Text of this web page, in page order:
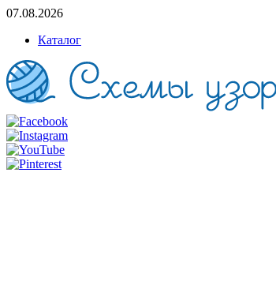
07.08.2026
Каталог